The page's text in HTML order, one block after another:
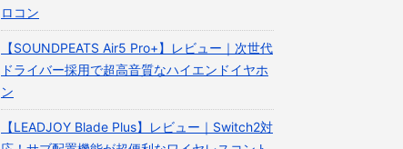
ロコン
【SOUNDPEATS Air5 Pro+】レビュー｜次世代
ドライバー採用で超高音質なハイエンドイヤホ
ン
【LEADJOY Blade Plus】レビュー｜Switch2対